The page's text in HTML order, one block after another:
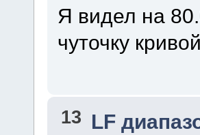
Я видел на
чуточку
13 LF